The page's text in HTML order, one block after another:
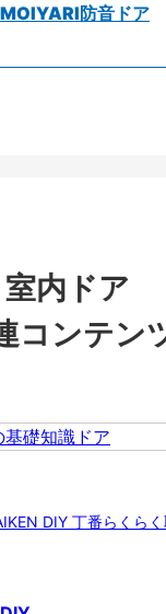
防音ドア
室内ドア
コンテン